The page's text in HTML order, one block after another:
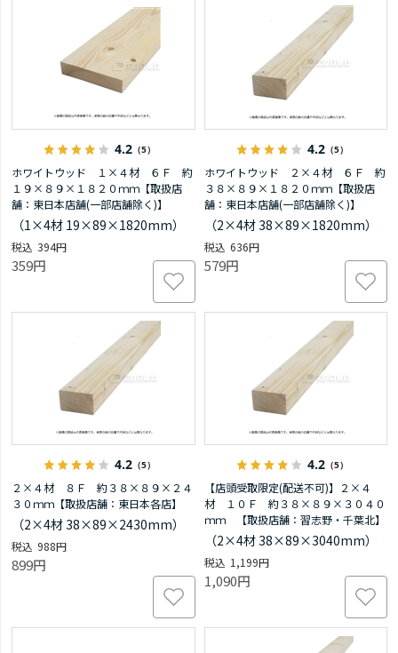
4.2（5）
ホワイトウッド １×４材 ６Ｆ 約
１９×８９×１８２０ｍｍ【取扱店
舗：東日本店舗(一部店舗除く)】
（1×4材 19×89×1820mm）
394円
359円
4.2（5）
ホワイトウッド ２×４材 ６Ｆ 約
３８×８９×１８２０ｍｍ【取扱店
舗：東日本店舗(一部店舗除く)】
（2×4材 38×89×1820mm）
636円
579円
4.2（5）
２×４材 ８Ｆ 約３８×８９×２４
３０ｍｍ【取扱店舗：東日本各店】
（2×4材 38×89×2430mm）
988円
899円
4.2（5）
【店頭受取限定(配送不可)】２×４
材 １０Ｆ 約３８×８９×３０４０
ｍｍ 【取扱店舗：習志野・千葉北】
（2×4材 38×89×3040mm）
1,199円
1,090円